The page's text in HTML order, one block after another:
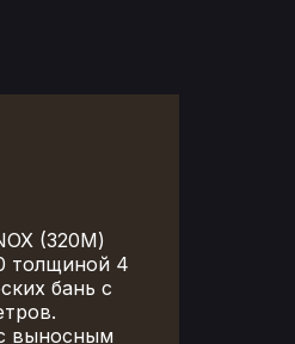
м3
(320М)
толщиной 4
бань с
выносным